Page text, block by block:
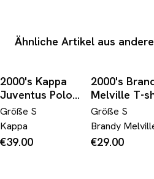
Ähnliche Artikel aus
2000's Kappa
Juventus Polo
Shirt *rare (S)
Größe S
Kappa
€39.00
2000's
Melville T-
Women's * (S)
Größe S
Brandy
€29.00